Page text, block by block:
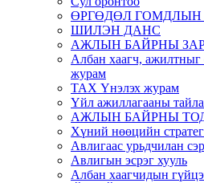
ӨРГӨДӨЛ
ШИЛЭН ДАНС
АЖЛЫН БАЙРНЫ
Албан хаагч, ажилтныг
журам
ТАХ Үнэлэх журам
Үйл ажиллагааны
АЖЛЫН БАЙРНЫ
Хүний нөөцийн
Авлигаас урьдчилан
Авлигын эсрэг хууль
Албан хаагчидын